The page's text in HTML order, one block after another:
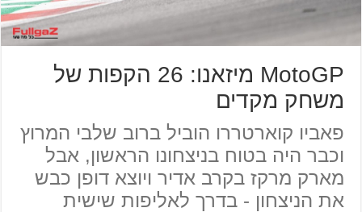
MotoGP מיזאנו: 26 הקפות של
משחק מקדים
פאביו קוארטררו הוביל ברוב שלבי המרוץ
וכבר היה בטוח בניצחונו הראשון, אבל
מארק מרקז בקרב אדיר ויוצא דופן כבש
את הניצחון - בדרך לאליפות שישית